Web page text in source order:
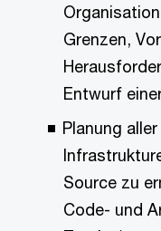
Grenzen,
Entwurf
Planung
Source zu
Code- und